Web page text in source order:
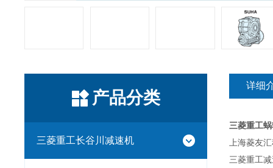
产品分类
三菱重工长谷川减速机
详细
三菱重工
上海菱友
三菱重工